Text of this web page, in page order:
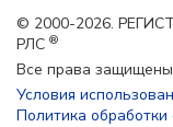
© 2000-2026.
РЛС ®
Все права защищены
Условия
Политика